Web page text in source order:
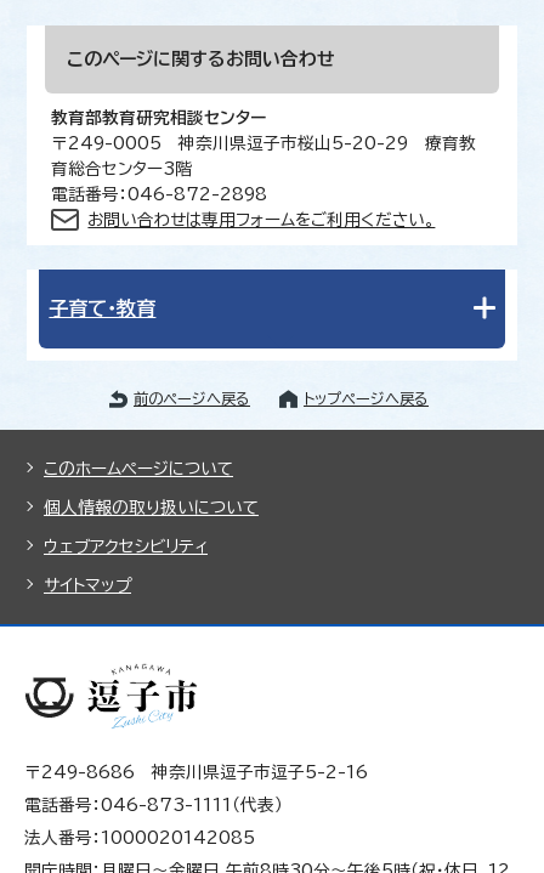
このページに関する お問い合わせ
教育部教育研究相談センター
〒249-0005 神奈川県逗子市桜山5-20-29 療育教
育総合センター3階
電話番号：046-872-2898
お問い合わせは専用フォームをご利用ください。
子育て・教育
前のページへ戻る トップページへ戻る
このホームページについて
個人情報の取り扱いについて
ウェブアクセシビリティ
サイトマップ
〒249-8686 神奈川県逗子市逗子5-2-16
電話番号：046-873-1111（代表）
法人番号：1000020142085